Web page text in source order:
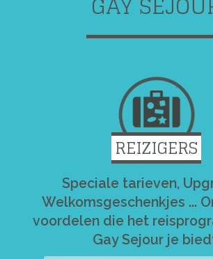
REIZIGERS
Speciale tarieven,
Welkomsgeschenkjes ...
voordelen die het
Gay Sejour je